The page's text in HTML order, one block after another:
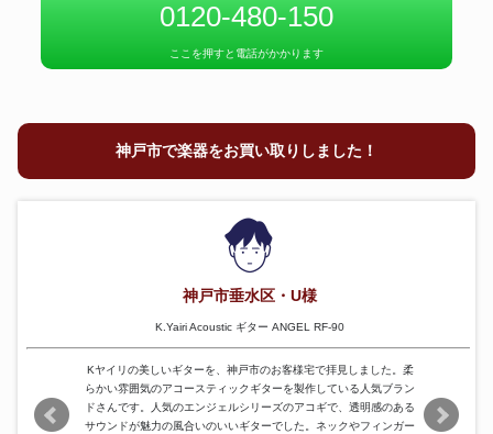
ビブラフォン、高価買取。 チェンバロ、専門査定。
0120-480-150
ここを押すと電話がかかります
神戸市で楽器をお買い取りしました！
神戸市垂水区・U様
K.Yairi Acoustic ギター ANGEL RF-90
Kヤイリの美しいギターを、神戸市のお客様宅で拝見しました。柔
らかい雰囲気のアコースティックギターを製作している人気ブラン
ドさんです。人気のエンジェルシリーズのアコギで、透明感のある
サウンドが魅力の風合いのいいギターでした。ネックやフィンガー